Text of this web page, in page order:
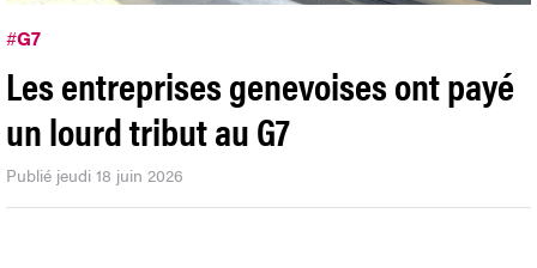
#G7
Les entreprises genevoises ont payé
un lourd tribut au G7
Publié jeudi 18 juin 2026